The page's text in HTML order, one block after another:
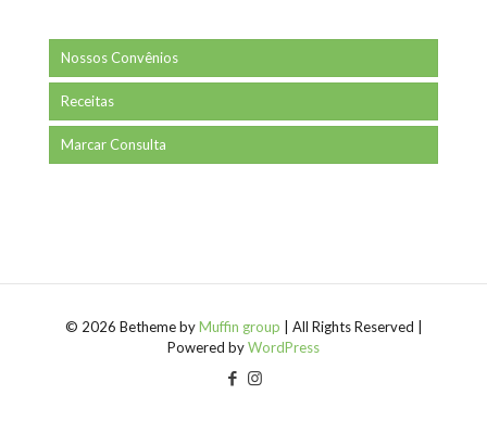
Nossos Convênios
Receitas
Marcar Consulta
© 2026 Betheme byMuffin group | All Rights Reserved |
Powered byWordPress